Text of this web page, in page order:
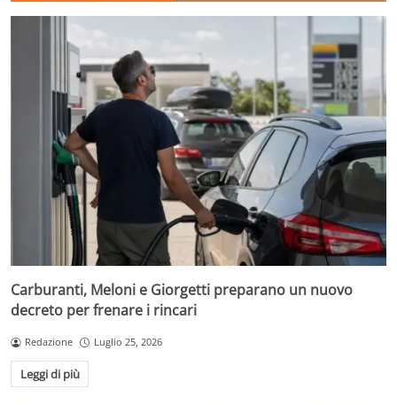
Carburanti, Meloni e Giorgetti preparano un nuovo
decreto per frenare i rincari
Redazione Luglio 25, 2026
Leggi di più